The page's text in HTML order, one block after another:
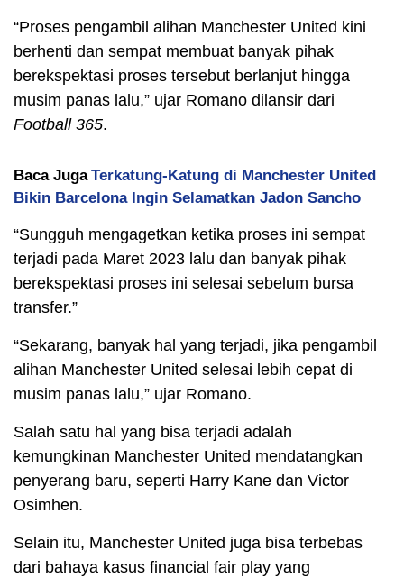
“Proses pengambil alihan Manchester United kini
berhenti dan sempat membuat banyak pihak
berekspektasi proses tersebut berlanjut hingga
musim panas lalu,” ujar Romano dilansir dari
Football 365.
Baca Juga Terkatung-Katung di Manchester United
Bikin Barcelona Ingin Selamatkan Jadon Sancho
“Sungguh mengagetkan ketika proses ini sempat
terjadi pada Maret 2023 lalu dan banyak pihak
berekspektasi proses ini selesai sebelum bursa
transfer.”
“Sekarang, banyak hal yang terjadi, jika pengambil
alihan Manchester United selesai lebih cepat di
musim panas lalu,” ujar Romano.
Salah satu hal yang bisa terjadi adalah
kemungkinan Manchester United mendatangkan
penyerang baru, seperti Harry Kane dan Victor
Osimhen.
Selain itu, Manchester United juga bisa terbebas
dari bahaya kasus financial fair play yang